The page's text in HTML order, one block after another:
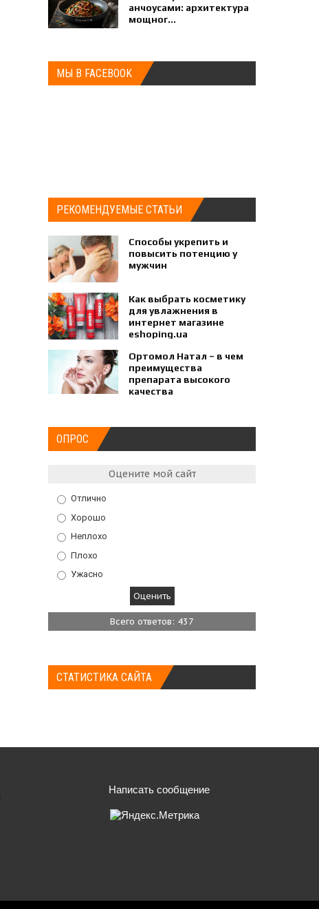
анчоусами: архитектура
мощног...
МЫ В FACEBOOK
РЕКОМЕНДУЕМЫЕ СТАТЬИ
Способы укрепить и
повысить потенцию у
мужчин
Как выбрать косметику
для увлажнения в
интернет магазине
eshoping.ua
Ортомол Натал – в чем
преимущества
препарата высокого
качества
ОПРОС
Оцените мой сайт
Отлично
Хорошо
Неплохо
Плохо
Ужасно
Всего ответов: 437
СТАТИСТИКА САЙТА
Написать сообщение